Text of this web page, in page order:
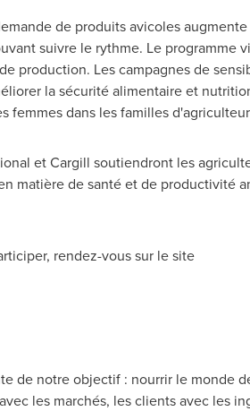
de produits avicoles
suivre le rythme. Le programme
production. Les campagnes de
la sécurité alimentaire et
femmes dans les familles
et Cargill soutiendront les
matière de santé et de productivité
rendez-vous sur le site
de notre objectif : nourrir le monde
les marchés, les clients avec les